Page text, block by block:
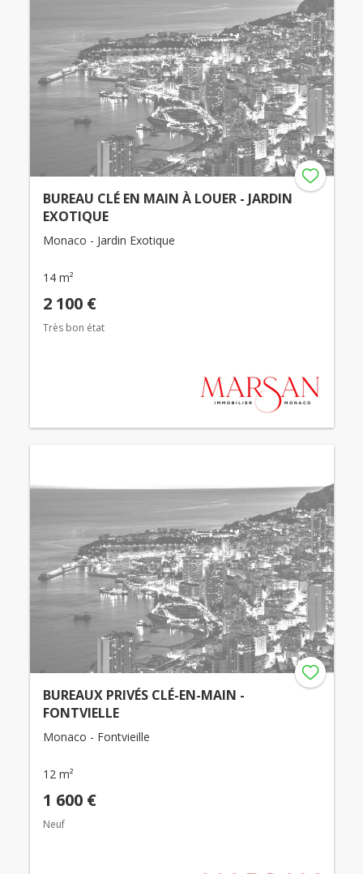
BUREAU CLÉ EN MAIN À LOUER - JARDIN
EXOTIQUE
Monaco - Jardin Exotique
14 m²
2 100 €
Très bon état
BUREAUX PRIVÉS CLÉ-EN-MAIN -
FONTVIELLE
Monaco - Fontvieille
12 m²
1 600 €
Neuf